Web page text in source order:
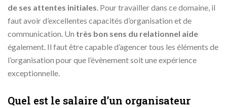
de ses attentes initiales. Pour travailler dans ce domaine, il
faut avoir d’excellentes capacités d’organisation et de
communication. Un très bon sens du relationnel aide
également. Il faut être capable d’agencer tous les éléments de
l’organisation pour que l’évènement soit une expérience
exceptionnelle.
Quel est le salaire d’un organisateur